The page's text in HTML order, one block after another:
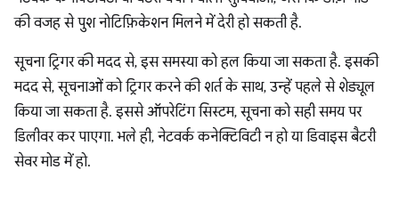
की वजह से पुश नोटिफ़िकेशन मिलने में देरी हो सकती है.
सूचना ट्रिगर की मदद से, इस समस्या को हल किया जा सकता है. इसकी
मदद से, सूचनाओं को ट्रिगर करने की शर्त के साथ, उन्हें पहले से शेड्यूल
किया जा सकता है. इससे ऑपरेटिंग सिस्टम, सूचना को सही समय पर
डिलीवर कर पाएगा. भले ही, नेटवर्क कनेक्टिविटी न हो या डिवाइस बैटरी
सेवर मोड में हो.